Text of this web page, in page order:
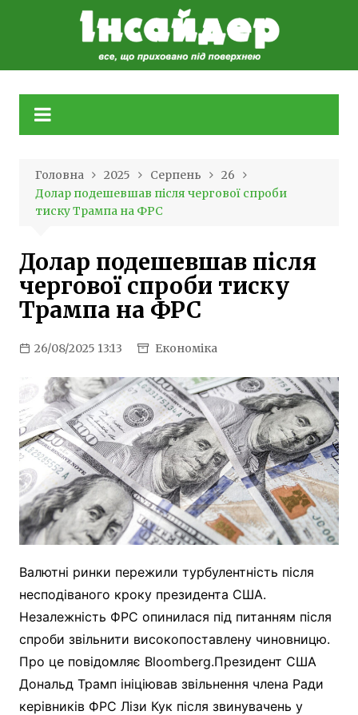
Головна 2025 Серпень
26
Долар подешевшав після чергової спроби
тиску Трампа на ФРС
Долар подешевшав після
чергової спроби тиску
Трампа на ФРС
26/08/2025 13:13 Економіка
Валютні ринки пережили турбулентність після
несподіваного кроку президента США.
Незалежність ФРС опинилася під питанням після
спроби звільнити високопоставлену чиновницю.
Про це повідомляє Bloomberg.Президент США
Дональд Трамп ініціював звільнення члена Ради
керівників ФРС Лізи Кук після звинувачень у